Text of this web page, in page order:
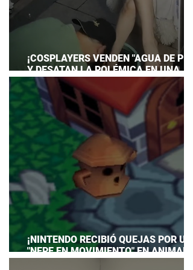
¡COSPLAYERS VENDEN "AGUA DE
Y DESATAN LA POLÉMICA EN UNA
CONVENCIÓN DE ANIME!
¡NINTENDO RECIBIÓ QUEJAS POR UN
"NEPE EN MOVIMIENTO" EN ANIMAL